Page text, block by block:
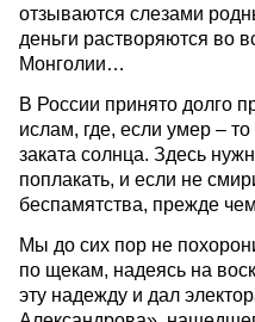
отзываются слезами
деньги растворяются во
Монголии…
В России принято долго
ислам, где, если умер –
заката солнца. Здесь
поплакать, и если не
беспамятства, прежде
Мы до сих пор не
по щекам, надеясь на
эту надежду и дал